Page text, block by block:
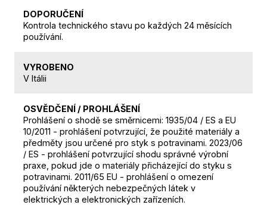
DOPORUČENÍ
Kontrola technického stavu po každých 24 měsících
používání.
VYROBENO
V Itálii
OSVĚDČENÍ / PROHLÁŠENÍ
Prohlášení o shodě se směrnicemi: 1935/04 / ES a EU
10/2011 - prohlášení potvrzující, že použité materiály a
předměty jsou určené pro styk s potravinami. 2023/06
/ ES - prohlášení potvrzující shodu správné výrobní
praxe, pokud jde o materiály přicházející do styku s
potravinami. 2011/65 EU - prohlášení o omezení
používání některých nebezpečných látek v
elektrických a elektronických zařízeních.